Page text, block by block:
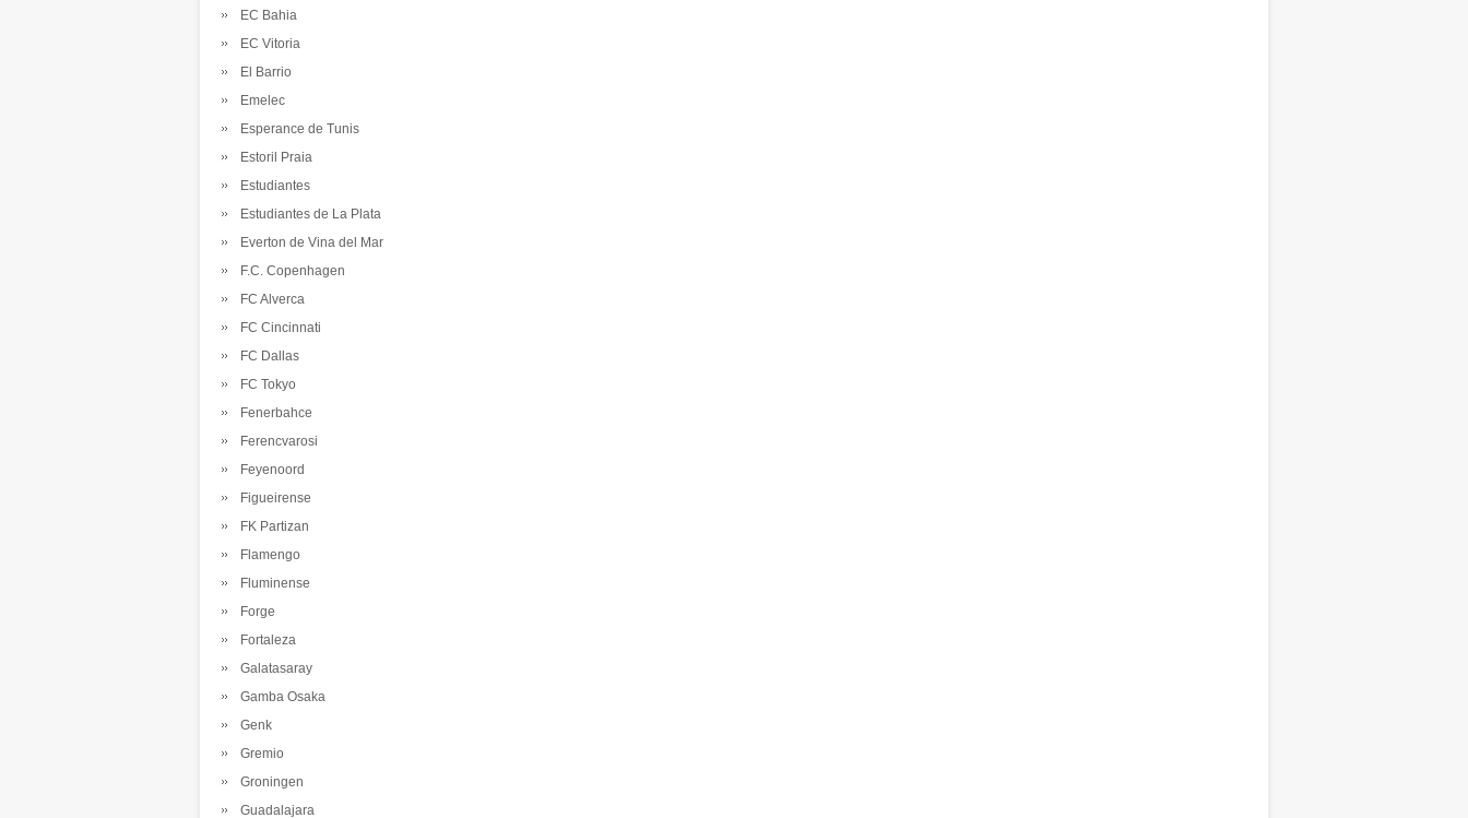
EC Bahia
EC Vitoria
El Barrio
Emelec
Esperance de Tunis
Estoril Praia
Estudiantes
Estudiantes de La Plata
Everton de Vina del Mar
F.C. Copenhagen
FC Alverca
FC Cincinnati
FC Dallas
FC Tokyo
Fenerbahce
Ferencvarosi
Feyenoord
Figueirense
FK Partizan
Flamengo
Fluminense
Forge
Fortaleza
Galatasaray
Gamba Osaka
Genk
Gremio
Groningen
Guadalajara